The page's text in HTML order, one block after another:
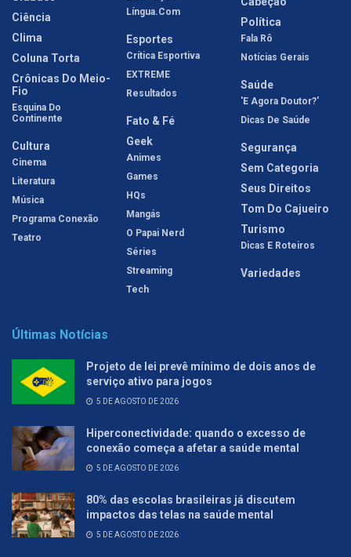
Ciência
Clima
Coluna Torta
Crônicas Do Meio-
Fio
Esquina Do
Continente
Cultura
Cinema
Literatura
Música
Programa Conexão
Teatro
Língua.com
Esportes
Crítica Esportiva
EXTREME
Resultados
Fato & Fé
Geek
Animes
Games
HQs
Mangás
O Papai Nerd
Séries
Streaming
Tech
Política
Fala Rô
Notícias Gerais
Saúde
'E Agora Doutor?'
Dicas De Saúde
Segurança
Sem Categoria
Seus Direitos
Tom Do Cajueiro
Turismo
Dicas E Roteiros
Variedades
Últimas Notícias
Projeto de lei prevê mínimo de dois anos de
serviço ativo para jogos
5 DE AGOSTO DE 2026
Hiperconectividade: quando o excesso de
conexão começa a afetar a saúde mental
5 DE AGOSTO DE 2026
80% das escolas brasileiras já discutem
impactos das telas na saúde mental
5 DE AGOSTO DE 2026